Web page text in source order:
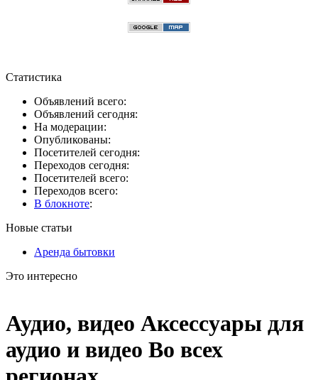
Статистика
Объявлений всего:
Объявлений сегодня:
На модерации:
Опубликованы:
Посетителей сегодня:
Переходов сегодня:
Посетителей всего:
Переходов всего:
В блокноте:
Новые статьи
Аренда бытовки
Это интересно
Аудио, видео Аксессуары для
аудио и видео Во всех